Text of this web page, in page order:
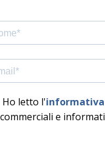
NORD / LAKE
SERENGETI NORD /
presso Natron
completa. Dopo la
salato o alcalino
dell'East
Masaai significa
vulcanico dell'Eastern
500.590 gradi. Di
passeggiata
per vedere la più alta